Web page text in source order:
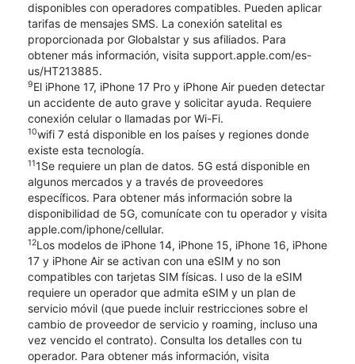
disponibles con operadores compatibles. Pueden aplicar
tarifas de mensajes SMS. La conexión satelital es
proporcionada por Globalstar y sus afiliados. Para
obtener más información, visita support.apple.com/es-
us/HT213885.
9El iPhone 17, iPhone 17 Pro y iPhone Air pueden detectar
un accidente de auto grave y solicitar ayuda. Requiere
conexión celular o llamadas por Wi-Fi.
10wifi 7 está disponible en los países y regiones donde
existe esta tecnología.
111Se requiere un plan de datos. 5G está disponible en
algunos mercados y a través de proveedores
específicos. Para obtener más información sobre la
disponibilidad de 5G, comunícate con tu operador y visita
apple.com/iphone/cellular.
12Los modelos de iPhone 14, iPhone 15, iPhone 16, iPhone
17 y iPhone Air se activan con una eSIM y no son
compatibles con tarjetas SIM físicas. l uso de la eSIM
requiere un operador que admita eSIM y un plan de
servicio móvil (que puede incluir restricciones sobre el
cambio de proveedor de servicio y roaming, incluso una
vez vencido el contrato). Consulta los detalles con tu
operador. Para obtener más información, visita